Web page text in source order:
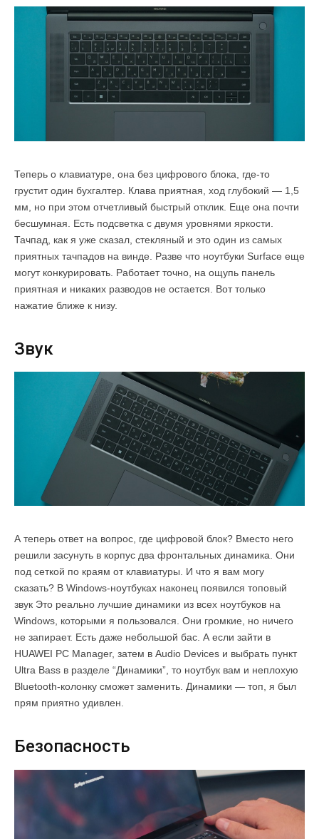
Теперь о клавиатуре, она без цифрового блока, где-то
грустит один бухгалтер. Клава приятная, ход глубокий — 1,5
мм, но при этом отчетливый быстрый отклик. Еще она почти
бесшумная. Есть подсветка с двумя уровнями яркости.
Тачпад, как я уже сказал, стекляный и это один из самых
приятных тачпадов на винде. Разве что ноутбуки Surface еще
могут конкурировать. Работает точно, на ощупь панель
приятная и никаких разводов не остается. Вот только
нажатие ближе к низу.
Звук
А теперь ответ на вопрос, где цифровой блок? Вместо него
решили засунуть в корпус два фронтальных динамика. Они
под сеткой по краям от клавиатуры. И что я вам могу
сказать? В Windows-ноутбуках наконец появился топовый
звук Это реально лучшие динамики из всех ноутбуков на
Windows, которыми я пользовался. Они громкие, но ничего
не запирает. Есть даже небольшой бас. А если зайти в
HUAWEI PC Manager, затем в Audio Devices и выбрать пункт
Ultra Bass в разделе “Динамики”, то ноутбук вам и неплохую
Bluetooth-колонку сможет заменить. Динамики — топ, я был
прям приятно удивлен.
Безопасность